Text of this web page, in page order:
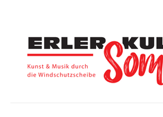
Inhalt
springen
Kultur
Sommer